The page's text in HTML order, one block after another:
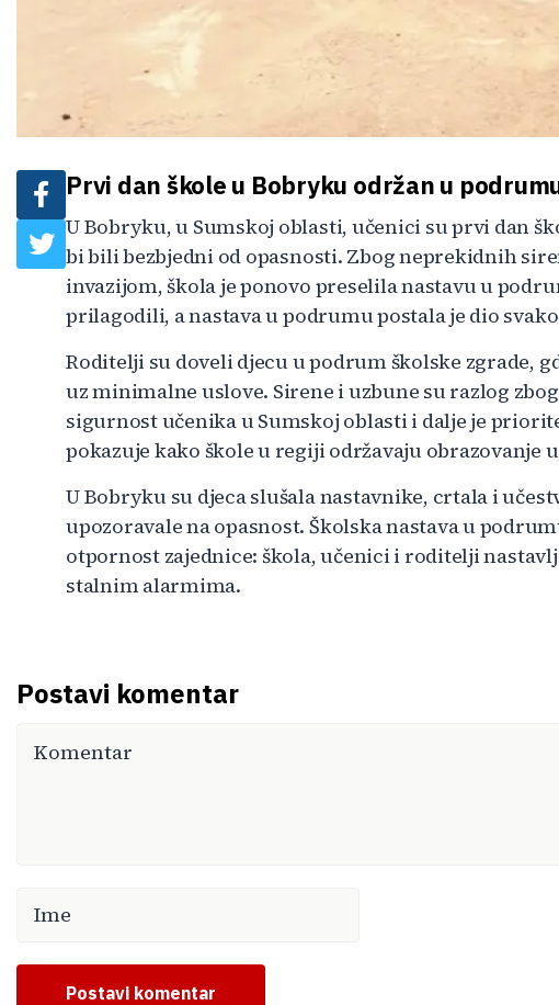
Prvi dan škole u Bobryku održan u
U Bobryku, u Sumskoj oblasti, učenici su prvi dan
bi bili bezbjedni od opasnosti. Zbog neprekidnih
invazijom, škola je ponovo preselila nastavu u
prilagodili, a nastava u podrumu postala je dio
Roditelji su doveli djecu u podrum školske zgrade,
uz minimalne uslove. Sirene i uzbune su razlog
sigurnost učenika u Sumskoj oblasti i dalje je
pokazuje kako škole u regiji održavaju obrazovanje
U Bobryku su djeca slušala nastavnike, crtala i
upozoravale na opasnost. Školska nastava u
otpornost zajednice: škola, učenici i roditelji
stalnim alarmima.
Postavi komentar
Postavi komentar